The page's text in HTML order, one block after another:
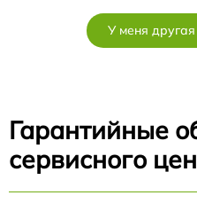
У меня
Гарантийные
сервисного